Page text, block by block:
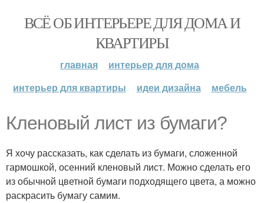
ВСЁ ОБ ИНТЕРЬЕРЕ ДЛЯ ДОМА И
КВАРТИРЫ
главная
интерьер для дома
интерьер для квартиры
идеи дизайна мебель
Кленовый лист из бумаги?
Я хочу рассказать, как сделать из бумаги, сложенной
гармошкой, осенний кленовый лист. Можно сделать его
из обычной цветной бумаги подходящего цвета, а можно
раскрасить бумагу самим.